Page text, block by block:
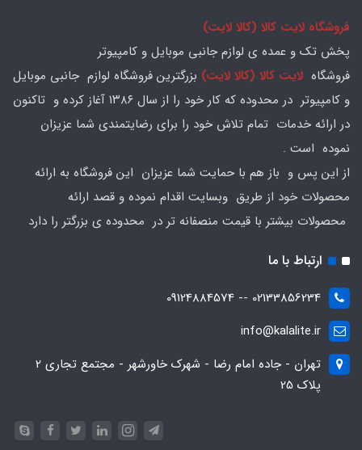
فروشگاه لایت کالا (کالا لایت)
پخش تک و عمده ی لوازم جانبی موبایل و کامپیوتر
فروشگاه لایت کالا (کالا لایت) بزرگترین فروشگاه لوازم جانبی موبایل
و کامپیوتر در محدوده که کار خود را از سال ۱۳۸۶ آغاز کرده و تاکنون
در ارائه خدمات تمام تلاش خود را برای رضایتمندی شما عزیزان
نموده است .
از این پس و باز هم با حمایت شما عزیزان این فروشگاه به ارائه
محصولات خود از طریق وبسایت اقدام نموده و قصد ارائه
محصولات بیشتر با قیمت منصفانه تر در محدوده ی بزرگتر را دارد
ارتباط با ما
02133856234 -- 09124884574
info@kalalite.ir
تهران - جاده امام رضا - شهرک خاورشهر - مجتمع تجاری 2
پلاک 25